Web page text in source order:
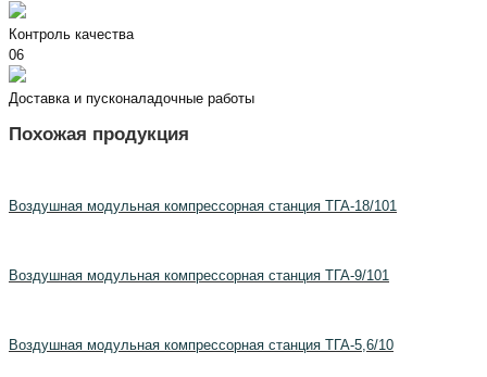
Контроль качества
06
Доставка и пусконаладочные работы
Похожая продукция
Воздушная модульная компрессорная станция ТГА-18/101
Воздушная модульная компрессорная станция ТГА-9/101
Воздушная модульная компрессорная станция ТГА-5,6/10